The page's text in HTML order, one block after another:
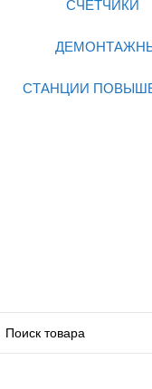
СЧЕТЧИКИ
СТАНЦИИ